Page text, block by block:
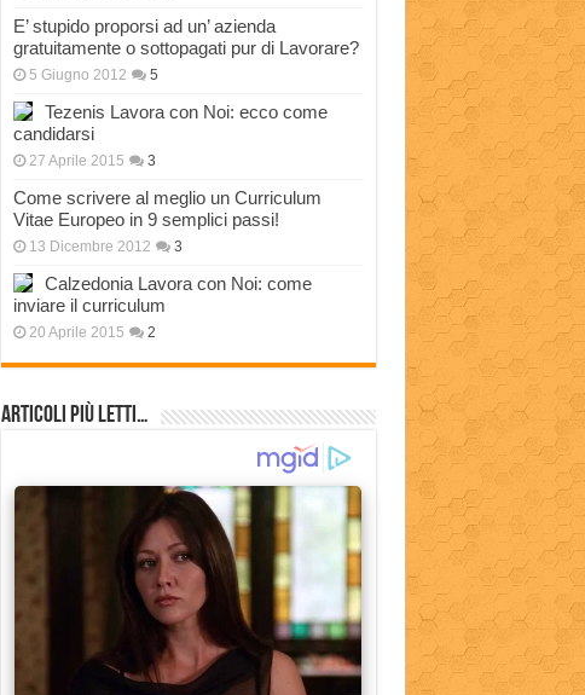
E’ stupido proporsi ad un’ azienda
gratuitamente o sottopagati pur di Lavorare?
5 Giugno 2012 5
Tezenis Lavora con Noi: ecco come
candidarsi
27 Aprile 2015 3
Come scrivere al meglio un Curriculum
Vitae Europeo in 9 semplici passi!
13 Dicembre 2012 3
Calzedonia Lavora con Noi: come
inviare il curriculum
20 Aprile 2015 2
Articoli più Letti…